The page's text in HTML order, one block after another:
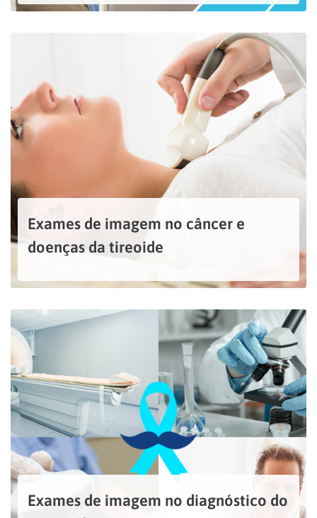
Exames de imagem no câncer e
doenças da tireoide
LEIA MAIS
Exames de imagem no diagnóstico do